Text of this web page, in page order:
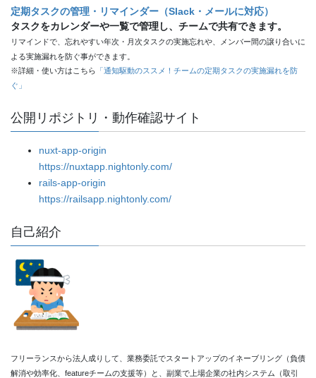
定期タスクの管理・リマインダー（Slack・メールに対応）
タスクをカレンダーや一覧で管理し、チームで共有できます。
リマインドで、忘れやすい年次・月次タスクの実施忘れや、メンバー間の譲り合いに
よる実施漏れを防ぐ事ができます。
※詳細・使い方はこちら 「通知駆動のススメ！チームの定期タスクの実施漏れを防
ぐ」
公開リポジトリ・動作確認サイト
nuxt-app-origin
https://nuxtapp.nightonly.com/
rails-app-origin
https://railsapp.nightonly.com/
自己紹介
フリーランスから法人成りして、業務委託でスタートアップのイネーブリング（負債
解消や効率化、featureチームの支援等）と、副業で上場企業の社内システム（取引